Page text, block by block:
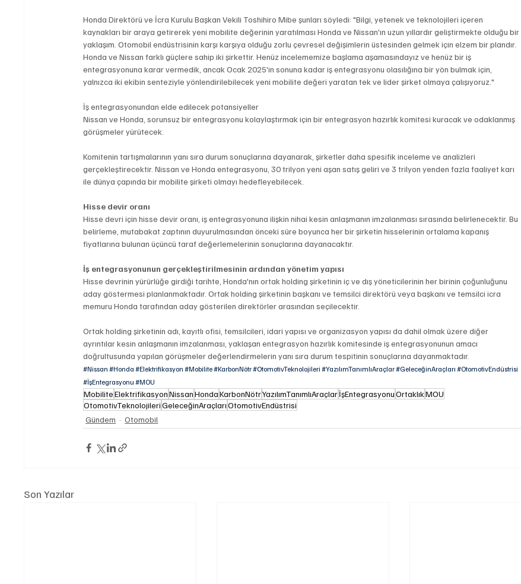
Honda Direktörü ve İcra Kurulu Başkan Vekili Toshihiro Mibe şunları söyledi: "Bilgi, yetenek ve teknolojileri içeren
kaynakları bir araya getirerek yeni mobilite değerinin yaratılması Honda ve Nissan'ın uzun yıllardır geliştirmekte olduğu bir
yaklaşım. Otomobil endüstrisinin karşı karşıya olduğu zorlu çevresel değişimlerin üstesinden gelmek için elzem bir plandır.
Honda ve Nissan farklı güçlere sahip iki şirkettir. Henüz incelememize başlama aşamasındayız ve henüz bir iş
entegrasyonuna karar vermedik, ancak Ocak 2025'in sonuna kadar iş entegrasyonu olasılığına bir yön bulmak için,
yalnızca iki ekibin senteziyle yönlendirilebilecek yeni mobilite değeri yaratan tek ve lider şirket olmaya çalışıyoruz."
İş entegrasyonundan elde edilecek potansiyeller
Nissan ve Honda, sorunsuz bir entegrasyonu kolaylaştırmak için bir entegrasyon hazırlık komitesi kuracak ve odaklanmış
görüşmeler yürütecek.
Komitenin tartışmalarının yanı sıra durum sonuçlarına dayanarak, şirketler daha spesifik inceleme ve analizleri
gerçekleştirecektir. Nissan ve Honda entegrasyonu, 30 trilyon yeni aşan satış geliri ve 3 trilyon yenden fazla faaliyet karı
ile dünya çapında bir mobilite şirketi olmayı hedefleyebilecek.
Hisse devir oranı
Hisse devri için hisse devir oranı, iş entegrasyonuna ilişkin nihai kesin anlaşmanın imzalanması sırasında belirlenecektir. Bu
belirleme, mutabakat zaptının duyurulmasından önceki süre boyunca her bir şirketin hisselerinin ortalama kapanış
fiyatlarına bulunan üçüncü taraf değerlemelerinin sonuçlarına dayanacaktır.
İş entegrasyonunun gerçekleştirilmesinin ardından yönetim yapısı
Hisse devrinin yürürlüğe girdiği tarihte, Honda'nın ortak holding şirketinin iç ve dış yöneticilerinin her birinin çoğunluğunu
aday göstermesi planlanmaktadır. Ortak holding şirketinin başkanı ve temsilci direktörü veya başkanı ve temsilci icra
memuru Honda tarafından aday gösterilen direktörler arasından seçilecektir.
Ortak holding şirketinin adı, kayıtlı ofisi, temsilcileri, idari yapısı ve organizasyon yapısı da dahil olmak üzere diğer
ayrıntılar kesin anlaşmanın imzalanması, yaklaşan entegrasyon hazırlık komitesinde iş entegrasyonunun amacı
doğrultusunda yapılan görüşmeler değerlendirmelerin yanı sıra durum tespitinin sonuçlarına dayanmaktadır.
#Nissan #Honda #Elektrifikasyon #Mobilite#KarbonNötr#OtomotivTeknolojileri #YazılımTanımlıAraçlar#GeleceğinAraçları #OtomotivEndüstrisi
#İşEntegrasyonu #MOU
MobiliteElektrifikasyonNissanHondaKarbonNötrYazılımTanımlıAraçlarİşEntegrasyonuOrtaklıkMOU
OtomotivTeknolojileriGeleceğinAraçlarıOtomotivEndüstrisi
Gündem
Otomobil
Son Yazılar